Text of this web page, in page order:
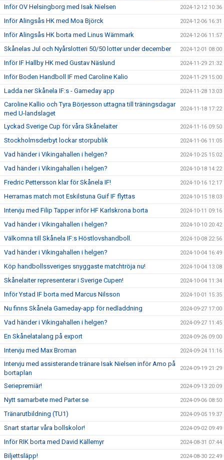
Inför OV Helsingborg med Isak Nielsen 2024-12-12 10:36
Inför Alingsås HK med Moa Björck 2024-12-06 16:31
Inför Alingsås HK borta med Linus Wärnmark 2024-12-06 11:57
Skånelas Jul och Nyårslotteri 50/50 lotter under december 2024-12-01 08:00
Inför IF Hallby HK med Gustav Näslund 2024-11-29 21:32
Inför Boden Handboll IF med Caroline Kalio 2024-11-29 15:00
Ladda ner Skånela IF:s - Gameday app 2024-11-28 13:03
Caroline Kallio och Tyra Börjesson uttagna till träningsdagar
med U-landslaget
2024-11-18 17:22
Lyckad Sverige Cup för våra Skånelaiter 2024-11-16 09:50
Stockholmsderbyt lockar storpublik 2024-11-06 11:05
Vad händer i Vikingahallen i helgen? 2024-10-25 15:02
Vad händer i Vikingahallen i helgen? 2024-10-18 14:22
Fredric Pettersson klar för Skånela IF! 2024-10-16 12:17
Herrarnas match mot Eskilstuna Guif IF flyttas 2024-10-15 18:03
Intervju med Filip Tapper inför HF Karlskrona borta 2024-10-11 09:16
Vad händer i Vikingahallen i helgen? 2024-10-10 20:42
Välkomna till Skånela IF:s Höstlovshandboll. 2024-10-08 22:56
Vad händer i Vikingahallen i helgen? 2024-10-04 16:49
Köp handbollssveriges snyggaste matchtröja nu! 2024-10-04 13:08
Skånelaiter representerar i Sverige Cupen! 2024-10-04 11:34
Inför Ystad IF borta med Marcus Nilsson 2024-10-01 15:35
Nu finns Skånela Gameday-app för nedladdning 2024-09-27 17:00
Vad händer i Vikingahallen i helgen? 2024-09-27 11:45
En Skånelatalang på export 2024-09-26 09:00
Intervju med Max Broman 2024-09-24 11:16
Intervju med assisterande tränare Isak Nielsen inför Amo på
bortaplan
2024-09-19 21:29
Seriepremiär! 2024-09-13 20:09
Nytt samarbete med Parter.se 2024-09-06 08:50
Tränarutbildning (TU1) 2024-09-05 19:37
Snart startar våra bollskolor! 2024-09-02 09:49
Inför RIK borta med David Källemyr 2024-08-31 07:44
Biljettsläpp! 2024-08-30 22:49